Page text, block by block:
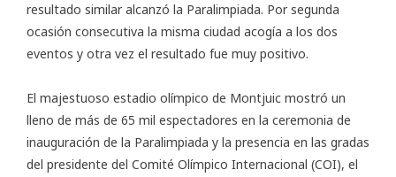
resultado similar alcanzó la Paralimpiada. Por segunda
ocasión consecutiva la misma ciudad acogía a los dos
eventos y otra vez el resultado fue muy positivo.
El majestuoso estadio olímpico de Montjuic mostró un
lleno de más de 65 mil espectadores en la ceremonia de
inauguración de la Paralimpiada y la presencia en las gradas
del presidente del Comité Olímpico Internacional (COI), el